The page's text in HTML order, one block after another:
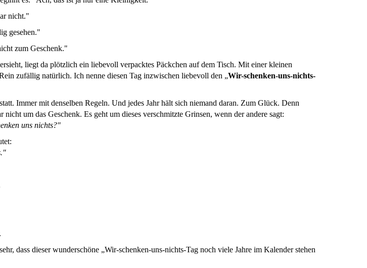
nicht."
gesehen."
zum Geschenk."
liegt da plötzlich ein liebevoll verpacktes Päckchen auf dem Tisch. Mit einer kleinen
zufällig natürlich. Ich nenne diesen Tag inzwischen liebevoll den „Wir-schenken-uns-nichts-
Immer mit denselben Regeln. Und jedes Jahr hält sich niemand daran. Zum Glück. Denn
nicht um das Geschenk. Es geht um dieses verschmitzte Grinsen, wenn der andere sagt:
uns nichts?"
dass dieser wunderschöne „Wir-schenken-uns-nichts-Tag noch viele Jahre im Kalender stehen